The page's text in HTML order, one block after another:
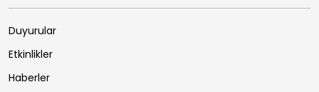
Duyurular
Etkinlikler
Haberler